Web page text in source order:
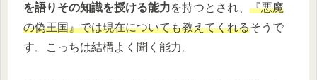
を語りその知識を授ける能力を持つとされ、 『悪魔
の偽王国』では現在についても教えてくれるそうで
す。こっちは結構よく聞く能力。